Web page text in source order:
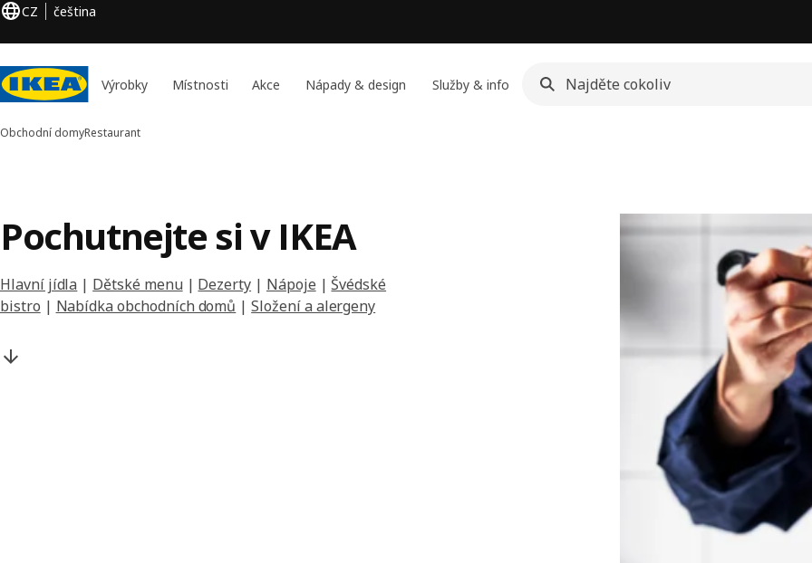
CZ čeština
Výrobky Místnosti Akce Nápady & design Služby & info
Obchodní domyRestaurant
Pochutnejte si v IKEA
Hlavní jídla | Dětské menu | Dezerty | Nápoje |Švédské
bistro | Nabídka obchodních domů |Složení a alergeny